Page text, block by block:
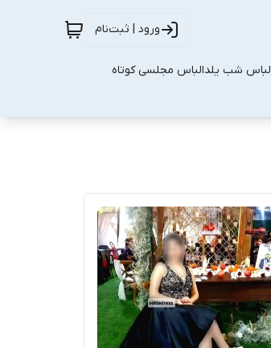
ورود | ثبت‌نام
لباس شب یلدالباس مجلسی کوتاه